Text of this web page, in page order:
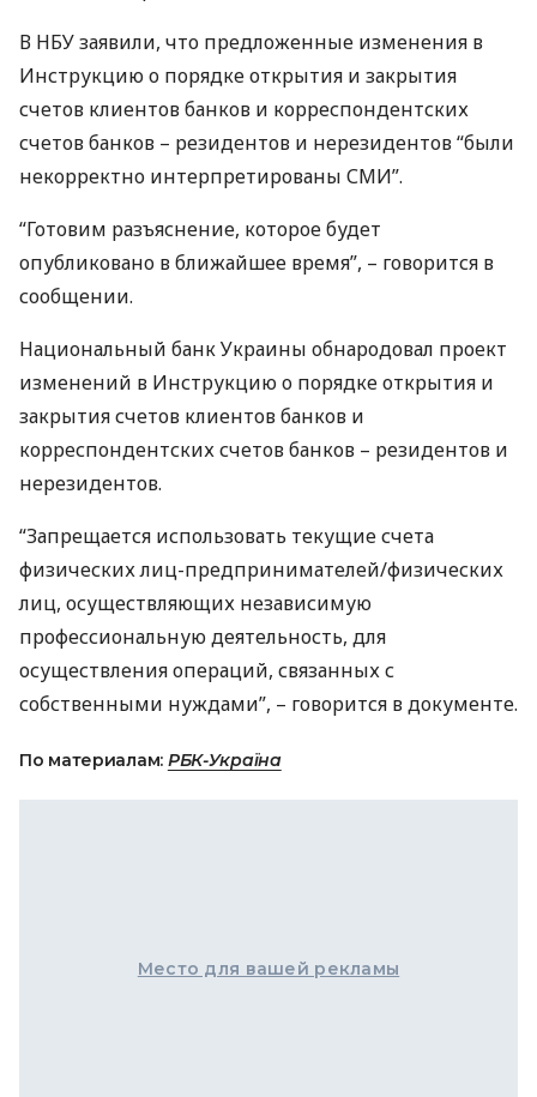
В НБУзаявили, что предложенные изменения в
Инструкцию о порядке открытия и закрытия
счетов клиентов банков и корреспондентских
счетов банков – резидентов и нерезидентов “были
некорректно интерпретированы СМИ”.
“Готовим разъяснение, которое будет
опубликовано в ближайшее время”, – говорится в
сообщении.
Национальный банк Украины обнародовал проект
изменений в Инструкцию о порядке открытия и
закрытия счетов клиентов банков и
корреспондентских счетов банков – резидентов и
нерезидентов.
“Запрещается использовать текущие счета
физических лиц-предпринимателей/физических
лиц, осуществляющих независимую
профессиональную деятельность, для
осуществления операций, связанных с
собственными нуждами”, – говорится в документе.
По материалам: РБК-Україна
Место для вашей рекламы